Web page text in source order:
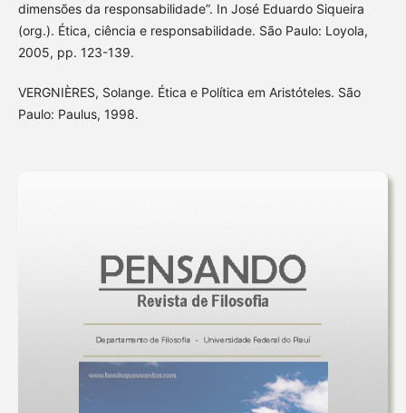
dimensões da responsabilidade”. In José Eduardo Siqueira
(org.). Ética, ciência e responsabilidade. São Paulo: Loyola,
2005, pp. 123-139.
VERGNIÈRES, Solange. Ética e Política em Aristóteles. São
Paulo: Paulus, 1998.